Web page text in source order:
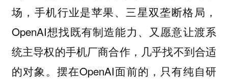
场，手机行业是苹果、三星双垄断格局，
OpenAI想找既有制造能力、又愿意让渡系
统主导权的手机厂商合作，几乎找不到合适
的对象。摆在OpenAI面前的，只有纯自研